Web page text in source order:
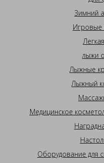
Зимний
Игровые
лыжи
Лыжные
Лыжный
Медицинское
Оборудование для